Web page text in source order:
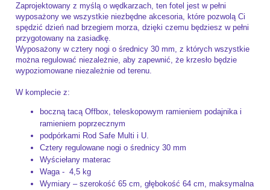
Zaprojektowany z myślą o wędkarzach, ten fotel jest w pełni
wyposażony we wszystkie niezbędne akcesoria, które pozwolą Ci
spędzić dzień nad brzegiem morza, dzięki czemu będziesz w pełni
przygotowany na zasiadkę.
Wyposażony w cztery nogi o średnicy 30 mm, z których wszystkie
można regulować niezależnie, aby zapewnić, że krzesło będzie
wypoziomowane niezależnie od terenu.
W komplecie z:
boczną tacą Offbox, teleskopowym ramieniem podajnika i
ramieniem poprzecznym
podpórkami Rod Safe Multi i U.
Cztery regulowane nogi o średnicy 30 mm
Wyściełany materac
Waga - 4,5 kg
Wymiary – szerokość 65 cm, głębokość 64 cm, maksymalna